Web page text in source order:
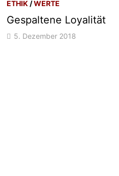
ETHIK /WERTE
Gespaltene Loyalität
5. Dezember 2018